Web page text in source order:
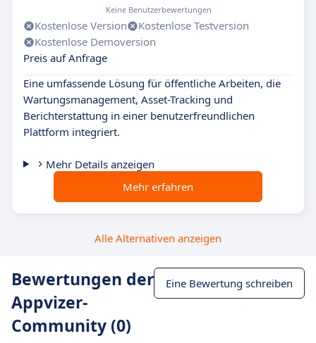
Keine Benutzerbewertungen
Kostenlose Version
Kostenlose Testversion
Kostenlose Demoversion
Preis auf Anfrage
Eine umfassende Lösung für öffentliche Arbeiten, die
Wartungsmanagement, Asset-Tracking und
Berichterstattung in einer benutzerfreundlichen
Plattform integriert.
Mehr Details anzeigen
Mehr erfahren
Alle Alternativen anzeigen
Bewertungen der
Appvizer-
Community (0)
Eine Bewertung schreiben